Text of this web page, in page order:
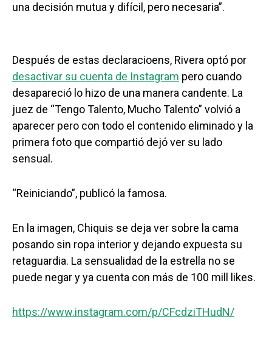
una decisión mutua y difícil, pero necesaria”.
Después de estas declaracioens, Rivera optó por
desactivar su cuenta de Instagram pero cuando
desapareció lo hizo de una manera candente. La
juez de “Tengo Talento, Mucho Talento” volvió a
aparecer pero con todo el contenido eliminado y la
primera foto que compartió dejó ver su lado
sensual.
“Reiniciando”, publicó la famosa.
En la imagen, Chiquis se deja ver sobre la cama
posando sin ropa interior y dejando expuesta su
retaguardia. La sensualidad de la estrella no se
puede negar y ya cuenta con más de 100 mill likes.
https://www.instagram.com/p/CFcdziTHudN/